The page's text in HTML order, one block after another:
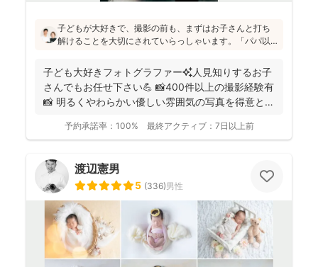
子どもが大好きで、撮影の前も、まずはお子さんと打ち
解けることを大切にされていらっしゃいます。「パパ以
た！」というお声も！明るく優しい雰囲気の仕上がりの
写真をお求めの方にはぜひおすすめです♪
子ども大好きフォトグラファー✨人見知りするお子
さんでもお任せ下さい💪 📸400件以上の撮影経験有
📸 明るくやわらかい優しい雰囲気の写真を得意とし
予約承諾率： 100% 最終アクティブ： 7日以上前
渡辺憲男
5 (336)男性